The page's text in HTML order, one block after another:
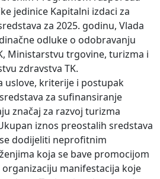
jedinice Kapitalni izdaci za
za 2025. godinu, Vlada
odluke o odobravanju
Ministarstvu trgovine, turizma i
zdravstva TK.
uslove, kriterije i postupak
za sufinansiranje
značaj za razvoj turizma
iznos preostalih sredstava
dodijeliti neprofitnim
koja se bave promocijom
manifestacija koje